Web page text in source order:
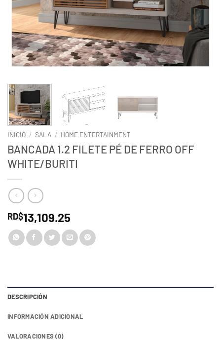
INICIO / SALA / HOME ENTERTAINMENT
BANCADA 1.2 FILETE PÉ DE FERRO OFF
WHITE/BURITI
RD$13,109.25
DESCRIPCIÓN
INFORMACIÓN ADICIONAL
VALORACIONES (0)